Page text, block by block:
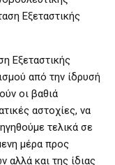
Εξεταστικής
Εξεταστικής
από την ίδρυσή
οι βαθιά
αστοχίες, να
τελικά σε
μέρα προς
και της ίδιας